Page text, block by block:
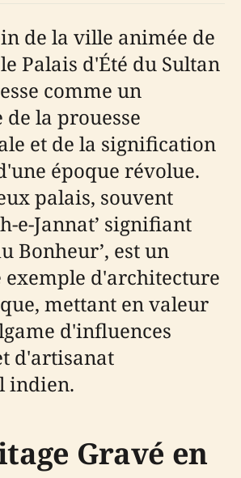
de la ville animée de
Palais d'Été du Sultan
comme un
la prouesse
et de la signification
époque révolue.
palais, souvent
e-Jannat’ signifiant
Bonheur’, est un
d'architecture
mettant en valeur
d'influences
d'artisanat
indien.
Gravé en